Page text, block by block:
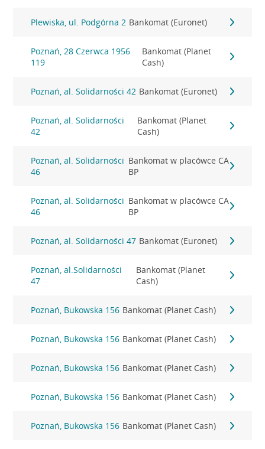
Plewiska, ul. Podgórna 2 Bankomat (Euronet)
Poznań, 28 Czerwca 1956
119
Bankomat (Planet
Cash)
Poznań, al. Solidarności 42 Bankomat (Euronet)
Poznań, al. Solidarności
42
Bankomat (Planet
Cash)
Poznań, al. Solidarności
46
Bankomat w placówce CA
BP
Poznań, al. Solidarności
46
Bankomat w placówce CA
BP
Poznań, al. Solidarności 47 Bankomat (Euronet)
Poznań, al.Solidarności
47
Bankomat (Planet
Cash)
Poznań, Bukowska 156 Bankomat (Planet Cash)
Poznań, Bukowska 156 Bankomat (Planet Cash)
Poznań, Bukowska 156 Bankomat (Planet Cash)
Poznań, Bukowska 156 Bankomat (Planet Cash)
Poznań, Bukowska 156 Bankomat (Planet Cash)